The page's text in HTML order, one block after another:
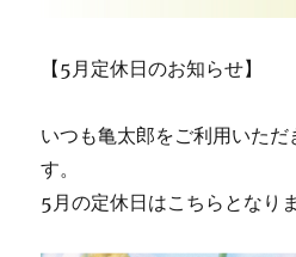
【5月定休日のお知らせ】
いつも亀太郎をご利用いただ
す。
5月の定休日はこちらとなりま